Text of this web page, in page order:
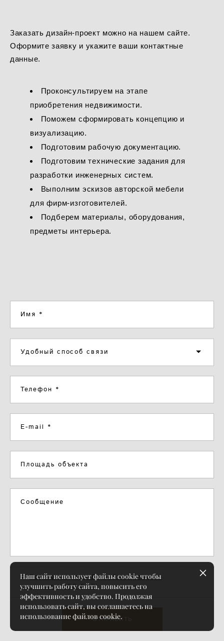
Заказать дизайн-проект можно на нашем сайте.
Оформите заявку и укажите ваши контактные
данные.
Проконсультируем на этапе
приобретения недвижимости.
Поможем сформировать концепцию и
визуализацию.
Подготовим рабочую документацию.
Подготовим технические задания для
разработки инженерных систем.
Выполним эскизов авторской мебели
для фирм-изготовителей.
Подберем материалы, оборудования,
предметы интерьера.
Имя *
Удобный способ связи
Телефон *
E-mail *
Площадь объекта
Сообщение
Если есть план Вашей квартиры -
загрузить (JPG,PDF)
ОТПРАВИТЬ
Наш сайт использует файлы cookie чтобы
улучшить работу сайта, повысить его
эффективность и удобство. Продолжая
использовать сайт, вы соглашаетесь на
использование файлов cookie.